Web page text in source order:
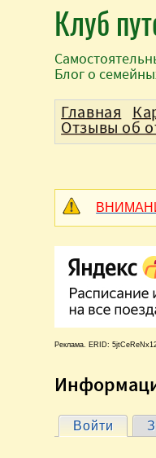
Клуб
Блог о
Реклама. ERID:
Г
Войти
Главная
Отзывы об